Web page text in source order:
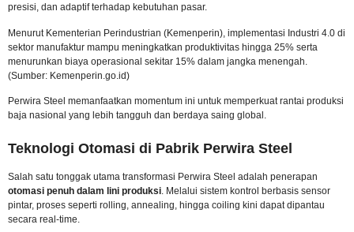
presisi, dan adaptif terhadap kebutuhan pasar.
Menurut Kementerian Perindustrian (Kemenperin), implementasi Industri 4.0 di
sektor manufaktur mampu meningkatkan produktivitas hingga 25% serta
menurunkan biaya operasional sekitar 15% dalam jangka menengah.
(Sumber: Kemenperin.go.id)
Perwira Steel memanfaatkan momentum ini untuk memperkuat rantai produksi
baja nasional yang lebih tangguh dan berdaya saing global.
Teknologi Otomasi di Pabrik Perwira Steel
Salah satu tonggak utama transformasi Perwira Steel adalah penerapan
otomasi penuh dalam lini produksi . Melalui sistem kontrol berbasis sensor
pintar, proses seperti rolling, annealing, hingga coiling kini dapat dipantau
secara real-time.